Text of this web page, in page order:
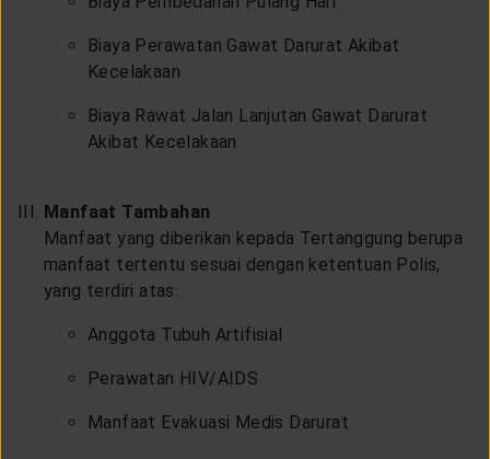
Biaya Perawatan Gawat Darurat Akibat
Kecelakaan
Biaya Rawat Jalan Lanjutan Gawat Darurat
Akibat Kecelakaan
Manfaat Tambahan
Manfaat yang diberikan kepada Tertanggung berupa
manfaat tertentu sesuai dengan ketentuan Polis,
yang terdiri atas:
Anggota Tubuh Artifisial
Perawatan HIV/AIDS
Manfaat Evakuasi Medis Darurat